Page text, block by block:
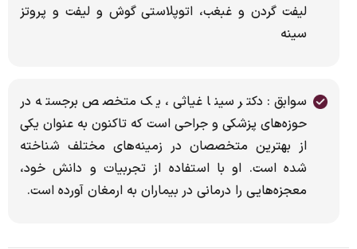
لیفت گردن و غبغب، اتوپلاستی گوش و لیفت و پروتز
سینه
سوابق: دکتر سینا غیاثی، یک متخصص برجسته در
حوزه‌های پزشکی و جراحی است که تاکنون به عنوان یکی
از بهترین متخصصان در زمینه‌های مختلف شناخته
شده است. او با استفاده از تجربیات و دانش خود،
معجزه‌هایی را درمانی در بیماران به ارمغان آورده است.